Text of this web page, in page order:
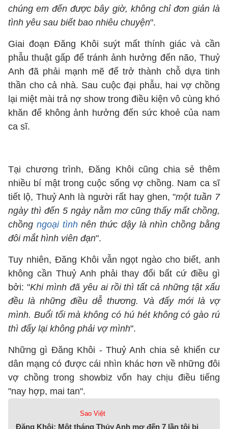
chúng em đến được bây giờ, không chỉ đơn giản là
tình yêu sau biết bao nhiêu chuyện".
Giai đoạn Đăng Khôi suýt mất thính giác và cần
phẫu thuật gấp để tránh ảnh hưởng đến não, Thuỷ
Anh đã phải mạnh mẽ để trở thành chỗ dựa tinh
thần cho cả nhà. Sau cuộc đại phẫu, hai vợ chồng
lại miệt mài trả nợ show trong điều kiện vô cùng khó
khăn để không ảnh hưởng đến sức khoẻ của nam
ca sĩ.
Tại chương trình, Đăng Khôi cũng chia sẻ thêm
nhiều bí mật trong cuộc sống vợ chồng. Nam ca sĩ
tiết lộ, Thuỷ Anh là người rất hay ghen, "một tuần 7
ngày thì đến 5 ngày nằm mơ cũng thấy mất chồng,
chồng ngoại tìnhnên thức dậy là nhìn chồng bằng
đôi mắt hình viên đạn".
Tuy nhiên, Đăng Khôi vẫn ngọt ngào cho biết, anh
không cần Thuỷ Anh phải thay đổi bất cứ điều gì
bởi: "Khi mình đã yêu ai rồi thì tất cả những tật xấu
đều là những điều dễ thương. Và đấy mới là vợ
mình. Buổi tối mà không có hú hét không có gào rú
thì đấy lại không phải vợ mình".
Những gì Đăng Khôi - Thuỷ Anh chia sẻ khiến cư
dân mạng có được cái nhìn khác hơn về những đôi
vợ chồng trong showbiz vốn hay chịu điều tiếng
"nay hợp, mai tan".
Sao Việt
Đăng Khôi: Một tháng Thủy Anh mơ đến 7 lần tôi bị